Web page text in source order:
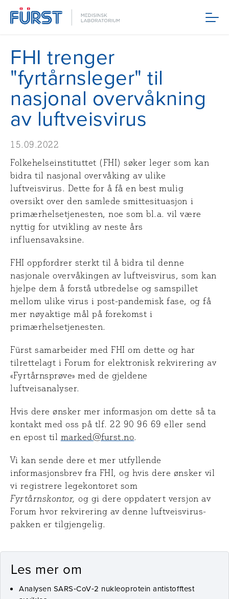
Meny
FHI trenger
"fyrtårnsleger" til
nasjonal overvåkning
av luftveisvirus
15.09.2022
Folkehelseinstituttet (FHI) søker leger som kan
bidra til nasjonal overvåking av ulike
luftveisvirus. Dette for å få en best mulig
oversikt over den samlede smittesituasjon i
primærhelsetjenesten, noe som bl.a. vil være
nyttig for utvikling av neste års
influensavaksine.
FHI oppfordrer sterkt til å bidra til denne
nasjonale overvåkingen av luftveisvirus, som kan
hjelpe dem å forstå utbredelse og samspillet
mellom ulike virus i post-pandemisk fase, og få
mer nøyaktige mål på forekomst i
primærhelsetjenesten.
Fürst samarbeider med FHI om dette og har
tilrettelagt i Forum for elektronisk rekvirering av
«Fyrtårnsprøve» med de gjeldene
luftveisanalyser.
Hvis dere ønsker mer informasjon om dette så ta
kontakt med oss på tlf. 22 90 96 69 eller send
en epost til marked@furst.no.
Vi kan sende dere et mer utfyllende
informasjonsbrev fra FHI, og hvis dere ønsker vil
vi registrere legekontoret som
Fyrtårnskontor,og gi dere oppdatert versjon av
Forum hvor rekvirering av denne luftveisvirus-
pakken er tilgjengelig.
Les mer om
Analysen SARS‑CoV‑2 nukleoprotein antistofftest